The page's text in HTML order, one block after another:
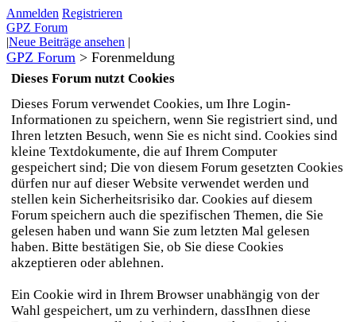
Anmelden Registrieren
GPZ Forum
|Neue Beiträge ansehen |
GPZ Forum > Forenmeldung
Dieses Forum nutzt Cookies
Dieses Forum verwendet Cookies, um Ihre Login-
Informationen zu speichern, wenn Sie registriert sind, und
Ihren letzten Besuch, wenn Sie es nicht sind. Cookies sind
kleine Textdokumente, die auf Ihrem Computer
gespeichert sind; Die von diesem Forum gesetzten Cookies
dürfen nur auf dieser Website verwendet werden und
stellen kein Sicherheitsrisiko dar. Cookies auf diesem
Forum speichern auch die spezifischen Themen, die Sie
gelesen haben und wann Sie zum letzten Mal gelesen
haben. Bitte bestätigen Sie, ob Sie diese Cookies
akzeptieren oder ablehnen.
Ein Cookie wird in Ihrem Browser unabhängig von der
Wahl gespeichert, um zu verhindern, dassIhnen diese